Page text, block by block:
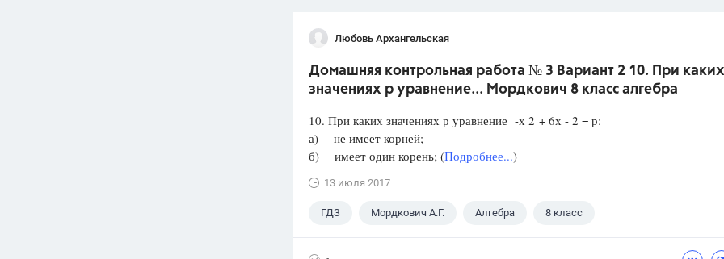
Любовь Архангельская
Домашняя контрольная работа № 3 Вариант 2 10. При каких
значениях р уравнение... Мордкович 8 класс алгебра
10. При каких значениях р уравнение -х 2 + 6х - 2 = р:
а) не имеет корней;
б) имеет один корень; (Подробнее...)
13 июля 2017
ГДЗ Мордкович А.Г. Алгебра 8 класс